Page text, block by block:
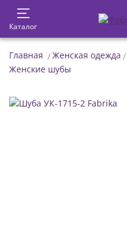
Каталог
Главная Женская одежда
Женские шубы